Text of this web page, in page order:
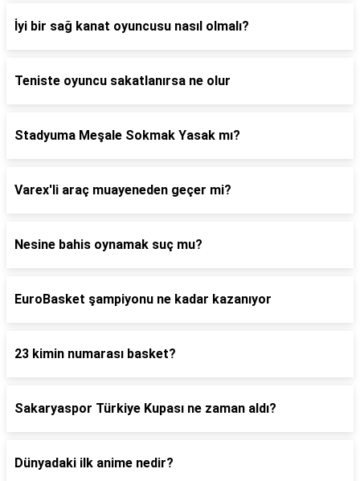
İyi bir sağ kanat oyuncusu nasıl olmalı?
Teniste oyuncu sakatlanırsa ne olur
Stadyuma Meşale Sokmak Yasak mı?
Varex'li araç muayeneden geçer mi?
Nesine bahis oynamak suç mu?
EuroBasket şampiyonu ne kadar kazanıyor
23 kimin numarası basket?
Sakaryaspor Türkiye Kupası ne zaman aldı?
Dünyadaki ilk anime nedir?